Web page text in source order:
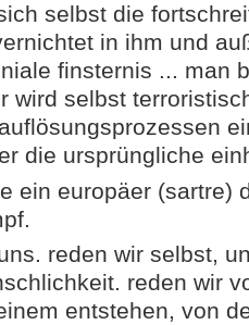
selbst die
in ihm und
finsternis ... man
wird selbst
die ursprüngliche
ein europäer (sartre)
reden wir selbst,
reden wir
entstehen, von